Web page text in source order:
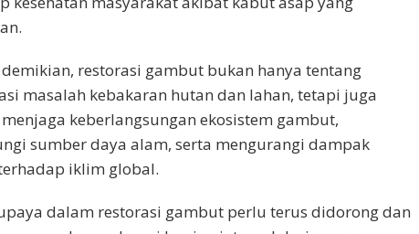
demikian, restorasi gambut bukan hanya tentang
masalah kebakaran hutan dan lahan, tetapi juga
keberlangsungan ekosistem gambut,
sumber daya alam, serta mengurangi dampak
iklim global.
dalam restorasi gambut perlu terus didorong dan